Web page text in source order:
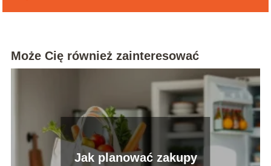
Może Cię również zainteresować
Jak planować zakupy